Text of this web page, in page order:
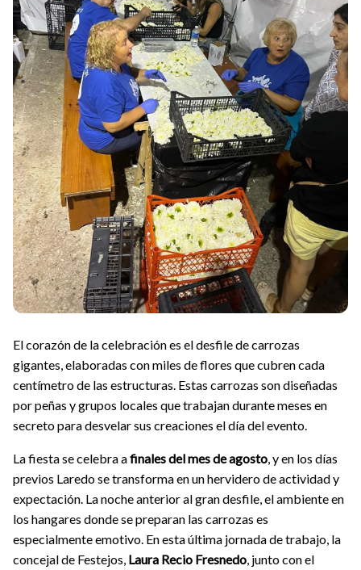
El corazón de la celebración es el desfile de carrozas
gigantes, elaboradas con miles de flores que cubren cada
centímetro de las estructuras. Estas carrozas son diseñadas
por peñas y grupos locales que trabajan durante meses en
secreto para desvelar sus creaciones el día del evento.
La fiesta se celebra afinales del mes de agosto, y en los días
previos Laredo se transforma en un hervidero de actividad y
expectación. La noche anterior al gran desfile, el ambiente en
los hangares donde se preparan las carrozas es
especialmente emotivo. En esta última jornada de trabajo, la
concejal de Festejos, Laura Recio Fresnedo, junto con el